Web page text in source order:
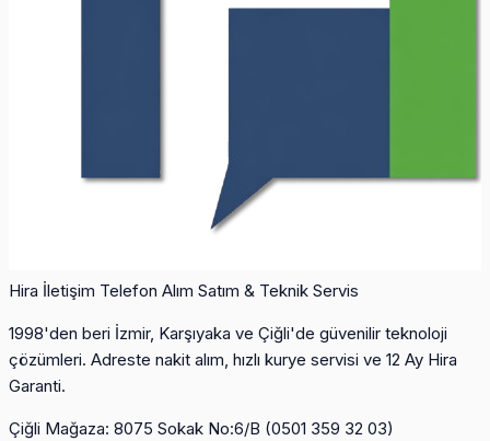
Hira İletişim Telefon Alım Satım & Teknik Servis
1998'den beri İzmir, Karşıyaka ve Çiğli'de güvenilir teknoloji
çözümleri. Adreste nakit alım, hızlı kurye servisi ve 12 Ay Hira
Garanti.
Çiğli Mağaza: 8075 Sokak No:6/B (0501 359 32 03)